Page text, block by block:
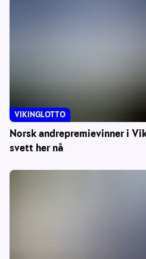
Norsk andrepremievinner i
svett her nå
VIKINGLOTTO